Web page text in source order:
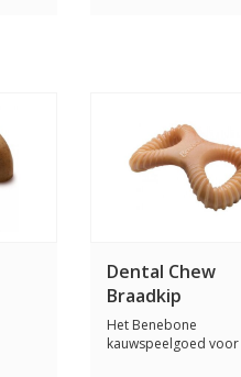
Dental Chew
Braadkip
Het Benebone
kauwspeelgoed voor